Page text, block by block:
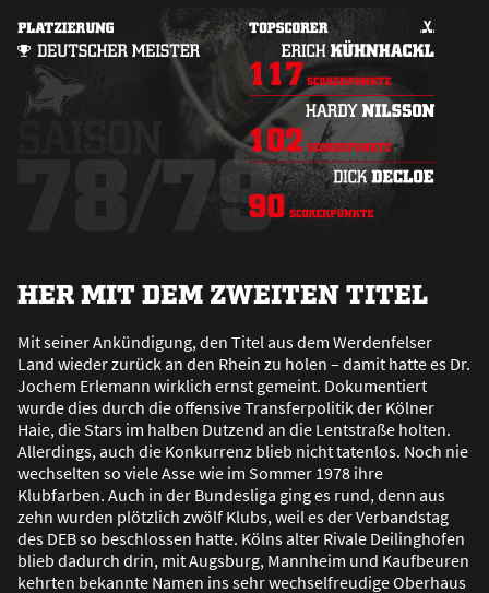
HER MIT DEM ZWEITEN TITEL
Mit seiner Ankündigung, den Titel aus dem Werdenfelser
Land wieder zurück an den Rhein zu holen – damit hatte es Dr.
Jochem Erlemann wirklich ernst gemeint. Dokumentiert
wurde dies durch die offensive Transferpolitik der Kölner
Haie, die Stars im halben Dutzend an die Lentstraße holten.
Allerdings, auch die Konkurrenz blieb nicht tatenlos. Noch nie
wechselten so viele Asse wie im Sommer 1978 ihre
Klubfarben. Auch in der Bundesliga ging es rund, denn aus
zehn wurden plötzlich zwölf Klubs, weil es der Verbandstag
des DEB so beschlossen hatte. Kölns alter Rivale Deilinghofen
blieb dadurch drin, mit Augsburg, Mannheim und Kaufbeuren
kehrten bekannte Namen ins sehr wechselfreudige Oberhaus